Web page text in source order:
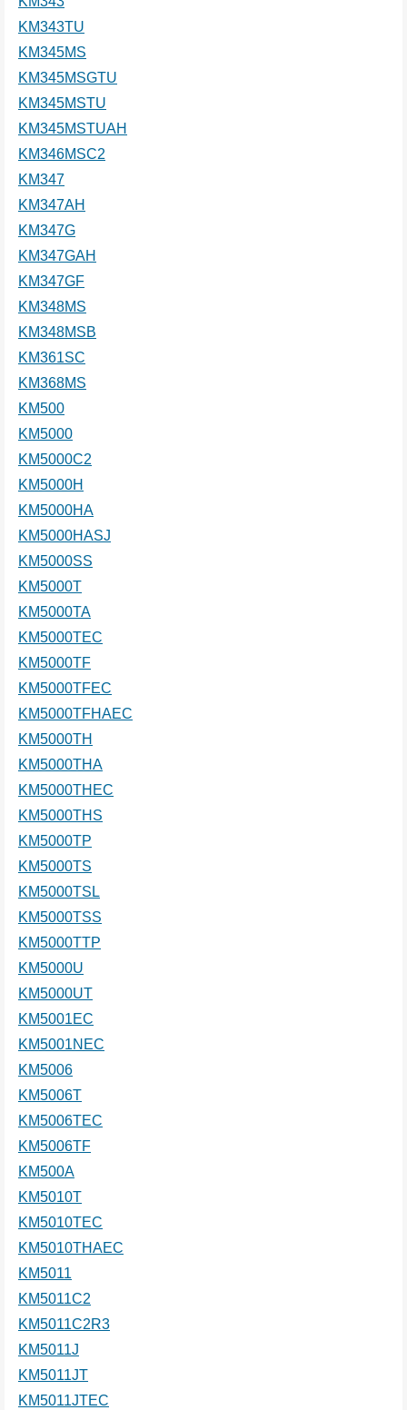
KM343TU
KM345MS
KM345MSGTU
KM345MSTU
KM345MSTUAH
KM346MSC2
KM347
KM347AH
KM347G
KM347GAH
KM347GF
KM348MS
KM348MSB
KM361SC
KM368MS
KM500
KM5000
KM5000C2
KM5000H
KM5000HA
KM5000HASJ
KM5000SS
KM5000T
KM5000TA
KM5000TEC
KM5000TF
KM5000TFEC
KM5000TFHAEC
KM5000TH
KM5000THA
KM5000THEC
KM5000THS
KM5000TP
KM5000TS
KM5000TSL
KM5000TSS
KM5000TTP
KM5000U
KM5000UT
KM5001EC
KM5001NEC
KM5006
KM5006T
KM5006TEC
KM5006TF
KM500A
KM5010T
KM5010TEC
KM5010THAEC
KM5011
KM5011C2
KM5011C2R3
KM5011J
KM5011JT
KM5011JTEC